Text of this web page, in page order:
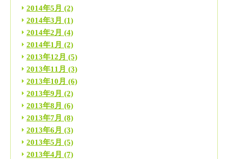
2014年5月 (2)
2014年3月 (1)
2014年2月 (4)
2014年1月 (2)
2013年12月 (5)
2013年11月 (3)
2013年10月 (6)
2013年9月 (2)
2013年8月 (6)
2013年7月 (8)
2013年6月 (3)
2013年5月 (5)
2013年4月 (7)